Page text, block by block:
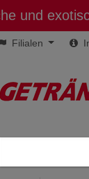
und
Filialen